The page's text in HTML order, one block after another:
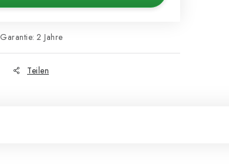
Garantie: 2 Jahre
Teilen